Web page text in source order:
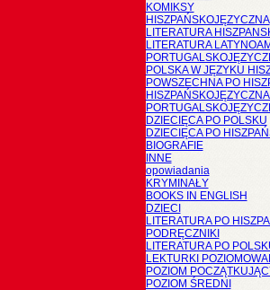
KOMIKSY
HISZPAŃSKOJĘZYCZNA
LITERATURA
LITERATURA
POLSKA W JĘZYKU
POWSZECHNA PO
DZIECIĘCA PO POLSKU
DZIECIĘCA PO
BIOGRAFIE
INNE
opowiadania
KRYMINAŁY
BOOKS IN ENGLISH
DZIECI
LITERATURA PO
PODRĘCZNIKI
LITERATURA PO
LEKTURKI
POZIOM
POZIOM ŚREDNI